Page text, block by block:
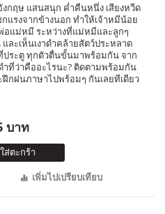
กฤษ แสนสนุก ค่ำคืนหนึ่ง เสียงหวีด
แรงจากข้างนอก ทำให้เจ้าหมีน้อย
แม่หมี ระหว่างที่แม่หมีและลูกๆ
ะเห็นเงาดำคล้ายสัตว์ประหลาด
ประตู ทุกตัวตื่นขั้นมาพร้อมกัน จาก
ำที่ว่าคืออะไรนะ? ติดตามพร้อมกัน
กฝนภาษาไปพร้อมๆ กันเลยทีเดียว
บาท
ส่ตะกร้า
เพิ่มไปเปรียบเทียบ